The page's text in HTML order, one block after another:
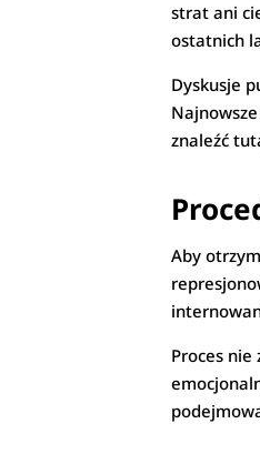
strat ani
ostatnich
Dyskusje
znaleźć
Aby
Proces